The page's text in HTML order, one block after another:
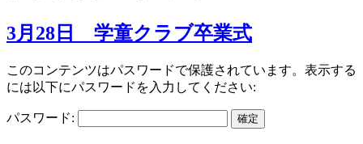
3月28日 学童クラブ卒業式
このコンテンツはパスワードで保護されています。表示する
には以下にパスワードを入力してください:
パスワード: